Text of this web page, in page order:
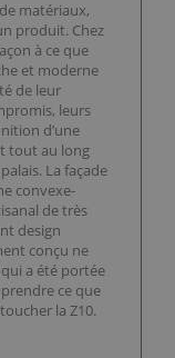
matériaux,
produit. Chez
à ce que
et moderne
de leur
leurs
d’une
tout au long
La façade
convexe-
de très
design
conçu ne
a été portée
ce que
la Z10.